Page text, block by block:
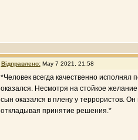
Відправлено: May 7 2021, 21:58
*Человек всегда качественно исполнял
оказался. Несмотря на стойкое
сын оказался в плену у террористов.
откладывая принятие решения.*